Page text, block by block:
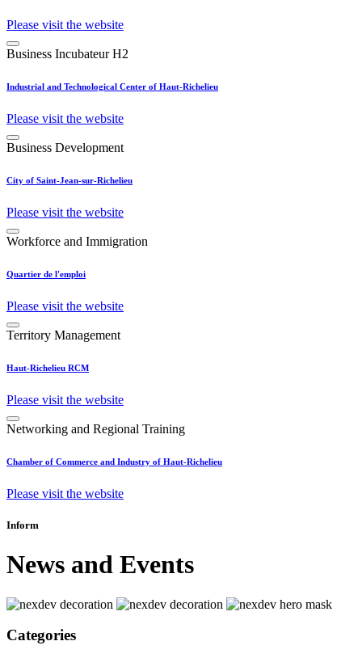
Please visit the website
Business Incubateur H2
Industrial and Technological Center of Haut-Richelieu
Please visit the website
Business Development
City of Saint-Jean-sur-Richelieu
Please visit the website
Workforce and Immigration
Quartier de l'emploi
Please visit the website
Territory Management
Haut-Richelieu RCM
Please visit the website
Networking and Regional Training
Chamber of Commerce and Industry of Haut-Richelieu
Please visit the website
Inform
News and Events
Categories